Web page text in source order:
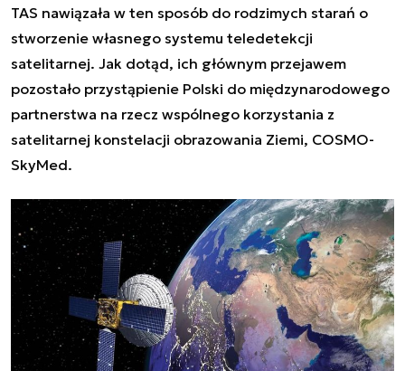
TAS nawiązała w ten sposób do rodzimych starań o
stworzenie własnego systemu teledetekcji
satelitarnej. Jak dotąd, ich głównym przejawem
pozostało przystąpienie Polski do międzynarodowego
partnerstwa na rzecz wspólnego korzystania z
satelitarnej konstelacji obrazowania Ziemi, COSMO-
SkyMed.